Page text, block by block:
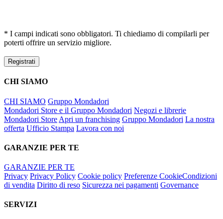
* I campi indicati sono obbligatori. Ti chiediamo di compilarli per
poterti offrire un servizio migliore.
CHI SIAMO
CHI SIAMO Gruppo Mondadori
Mondadori Store e il Gruppo Mondadori Negozi e librerie
Mondadori Store Apri un franchising Gruppo Mondadori La nostra
offerta Ufficio Stampa Lavora con noi
GARANZIE PER TE
GARANZIE PER TE
Privacy Privacy Policy Cookie policy Preferenze CookieCondizioni
di vendita Diritto di reso Sicurezza nei pagamenti Governance
SERVIZI